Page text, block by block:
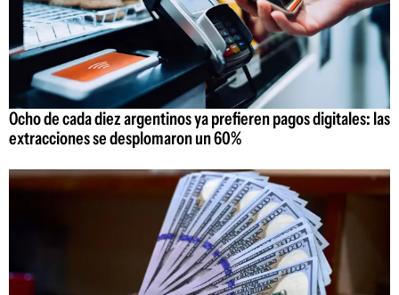
Ocho de cada diez argentinos ya prefieren pagos digitales: las
extracciones se desplomaron un 60%